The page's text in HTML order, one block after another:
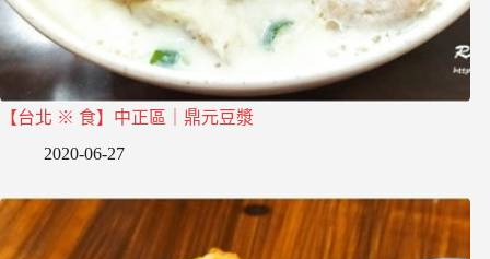
【台北 ※ 食】中正區｜鼎元豆漿
2020-06-27